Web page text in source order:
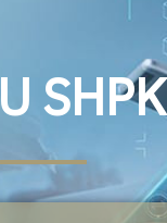
SHPK